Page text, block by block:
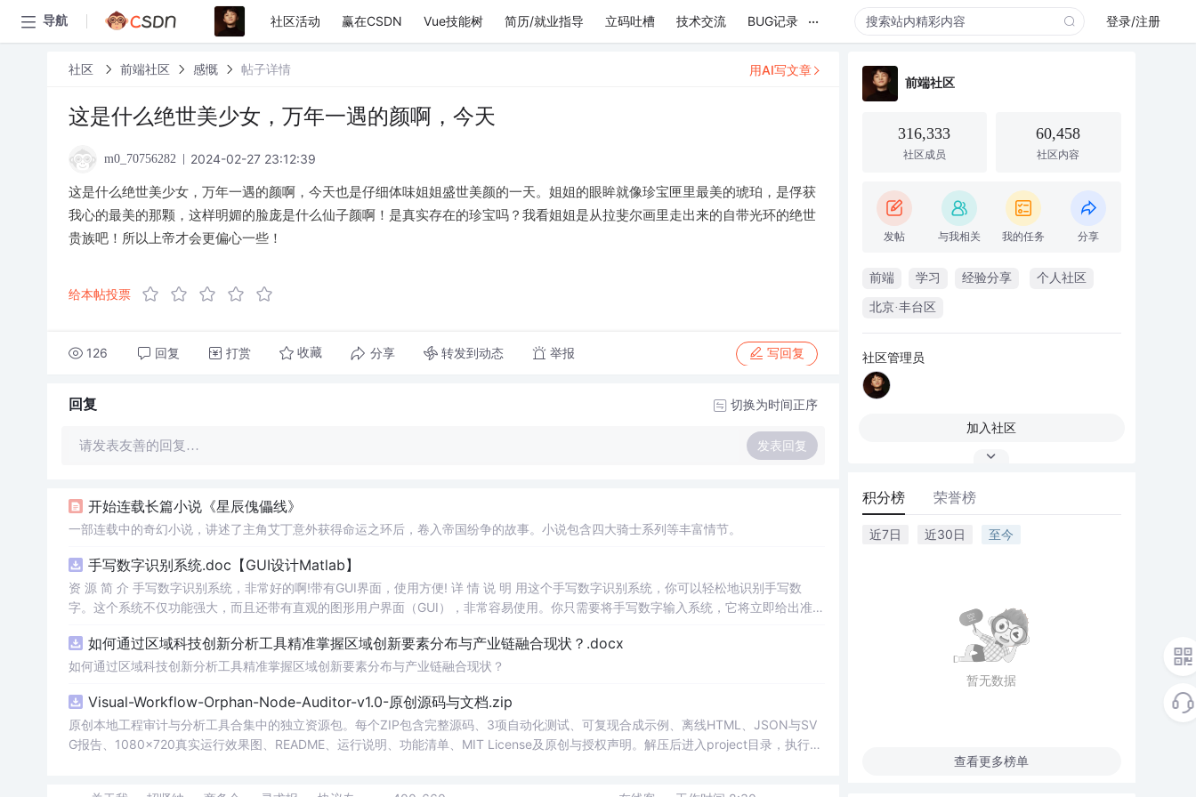
导航 社区活动 赢在CSDN Vue技能树 简历/就业指导 立码吐槽 技术交流 BUG记录 ... 登录/注册
社区 前端社区 感慨 帖子详情
这是什么绝世美少女，万年一遇的颜啊，今天
m0_70756282 2024-02-27 23:12:39
这是什么绝世美少女，万年一遇的颜啊，今天也是仔细体味姐姐盛世美颜的一天。姐姐的眼眸就像珍宝匣里最美的琥珀，是俘获
我心的最美的那颗，这样明媚的脸庞是什么仙子颜啊！是真实存在的珍宝吗？我看姐姐是从拉斐尔画里走出来的自带光环的绝世
贵族吧！所以上帝才会更偏心一些！
给本帖投票
126 回复 打赏 收藏 分享 转发到动态 举报 写回复
用AI写文章
回复 切换为时间正序
请发表友善的回复… 发表回复
开始连载长篇小说《星辰傀儡线》
一部连载中的奇幻小说，讲述了主角艾丁意外获得命运之环后，卷入帝国纷争的故事。小说包含四大骑士系列等丰富情节。
手写数字识别系统.doc【GUI设计Matlab】
资 源 简 介 手写数字识别系统，非常好的啊!带有GUI界面，使用方便! 详 情 说 明 用这个手写数字识别系统，你可以轻松地识别手写数
字。这个系统不仅功能强大，而且还带有直观的图形用户界面（GUI），非常容易使用。你只需要将手写数字输入系统，它将立即给出准确
便和实用的工具，你一定会喜欢它的！
如何通过区域科技创新分析工具精准掌握区域创新要素分布与产业链融合现状？.docx
如何通过区域科技创新分析工具精准掌握区域创新要素分布与产业链融合现状？
Visual-Workflow-Orphan-Node-Auditor-v1.0-原创源码与文档.zip
原创本地工程审计与分析工具合集中的独立资源包。每个ZIP包含完整源码、3项自动化测试、可复现合成示例、离线HTML、JSON与SV
G报告、1080×720真实运行效果图、README、运行说明、功能清单、MIT License及原创与授权声明。解压后进入project目录，执行np
前端社区
316,333
社区成员
60,458
社区内容
发帖 与我相关 我的任务 分享
前端 学习 经验分享 个人社区
北京·丰台区
社区管理员
加入社区
积分榜 荣誉榜
近7日 近30日 至今
暂无数据
查看更多榜单